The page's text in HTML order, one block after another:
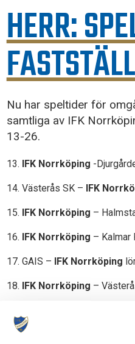
HERR:
Nu har speltider för
samtliga av IFK
13-26.
13. IFK Norrköping -
14. Västerås SK – IFK
15. IFK Norrköping –
16. IFK Norrköping – Kalmar
17. GAIS – IFK Norrköping
18. IFK Norrköping –
20.IFK Norrköping